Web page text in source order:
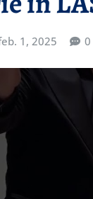
1, 2025 0